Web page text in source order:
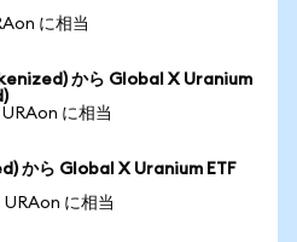
に相当
から Global X Uranium
に相当
から Global X Uranium ETF
に相当